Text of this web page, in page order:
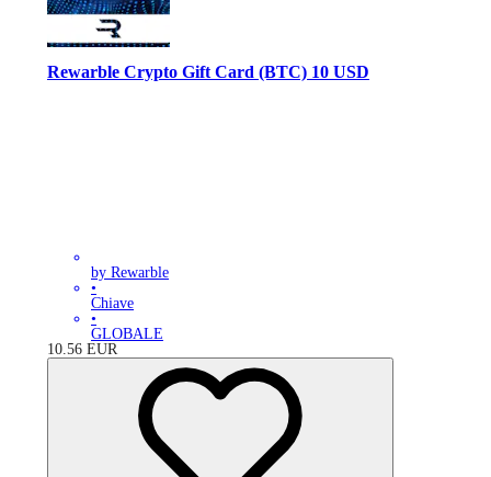
Rewarble Crypto Gift Card (BTC) 10 USD
by Rewarble
•
Chiave
•
GLOBALE
10.56 EUR